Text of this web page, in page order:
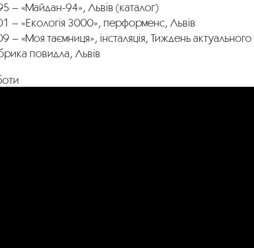
– «Майдан-94», Львів (каталог)
– «Екологія 3000», перформенс, Львів
– «Моя таємниця», інсталяція, Тиждень актуального
повидла, Львів